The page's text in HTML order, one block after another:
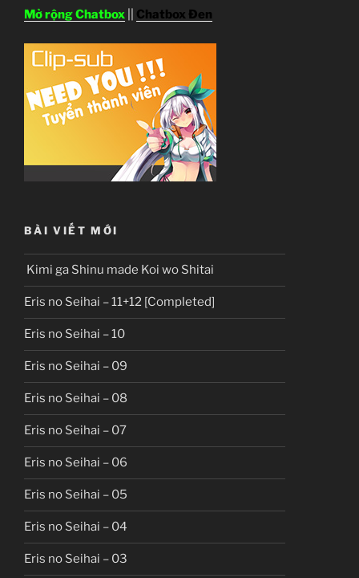
Mở rộng Chatbox Chatbox Đen
BÀI VIẾT MỚI
Kimi ga Shinu made Koi wo Shitai
Eris no Seihai – 11+12 [Completed]
Eris no Seihai – 10
Eris no Seihai – 09
Eris no Seihai – 08
Eris no Seihai – 07
Eris no Seihai – 06
Eris no Seihai – 05
Eris no Seihai – 04
Eris no Seihai – 03